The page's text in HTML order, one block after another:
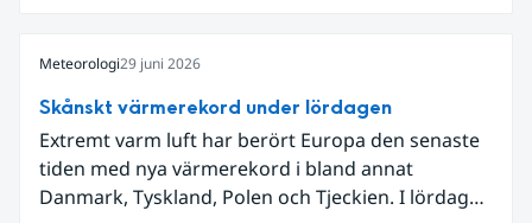
Meteorologi29 juni 2026
Skånskt värmerekord under lördagen
Extremt varm luft har berört Europa den senaste
tiden med nya värmerekord i bland annat
Danmark, Tyskland, Polen och Tjeckien. I lördags